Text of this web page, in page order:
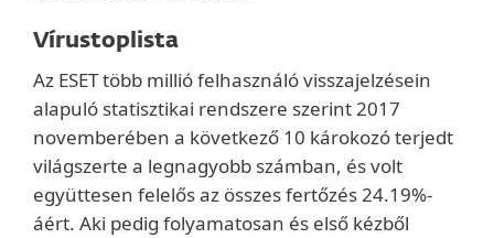
Vírustoplista
Az ESET több millió felhasználó visszajelzésein
alapuló statisztikai rendszere szerint 2017
novemberében a következő 10 károkozó terjedt
világszerte a legnagyobb számban, és volt
együttesen felelős az összes fertőzés 24.19%-
áért. Aki pedig folyamatosan és első kézből